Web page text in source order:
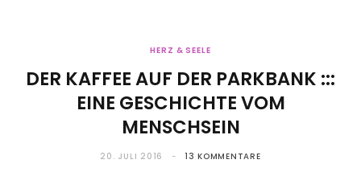
HERZ & SEELE
DER KAFFEE AUF DER PARKBANK :::
EINE GESCHICHTE VOM
MENSCHSEIN
20. JULI 2016 13 KOMMENTARE